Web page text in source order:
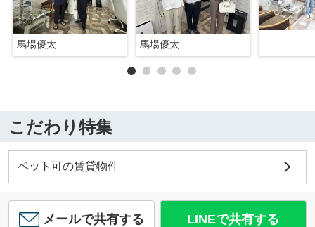
馬場優太 馬場優太
こだわり特集
ペット可の賃貸物件
メールで共有する LINEで共有する